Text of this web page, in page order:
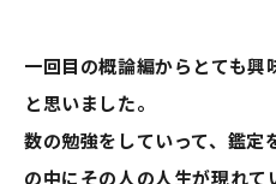
一回目の概論編からとても
と思いました。
数の勉強をしていって、鑑
の中にその人の人生が現れて